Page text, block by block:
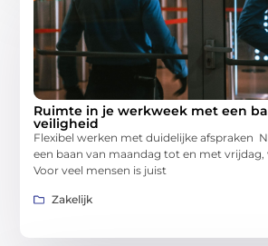
Ruimte in je werkweek met een
veiligheid
Flexibel werken met duidelijke afspraken
een baan van maandag tot en met vrijdag,
Voor veel mensen is juist
Zakelijk